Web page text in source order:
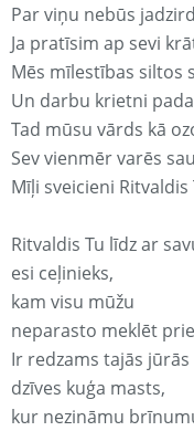
Par viņu nebūs
Ja pratīsim ap sevi
Mēs mīlestības siltos
Un darbu krietni
Tad mūsu vārds kā
Sev vienmēr varēs
Mīļi sveicieni Ritvaldis
Ritvaldis Tu līdz ar
esi ceļinieks,
kam visu mūžu
neparasto meklēt
Ir redzams tajās jūrās
dzīves kuģa masts,
kur nezināmu